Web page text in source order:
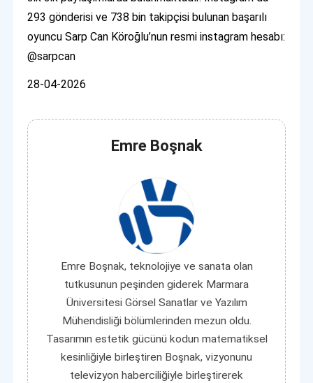
293 gönderisi ve 738 bin takipçisi bulunan başarılı
oyuncu Sarp Can Köroğlu’nun resmi instagram hesabı:
@sarpcan
28-04-2026
Emre Boşnak
Emre Boşnak, teknolojiye ve sanata olan
tutkusunun peşinden giderek Marmara
Üniversitesi Görsel Sanatlar ve Yazılım
Mühendisliği bölümlerinden mezun oldu.
Tasarımın estetik gücünü kodun matematiksel
kesinliğiyle birleştiren Boşnak, vizyonunu
televizyon haberciliğiyle birleştirerek